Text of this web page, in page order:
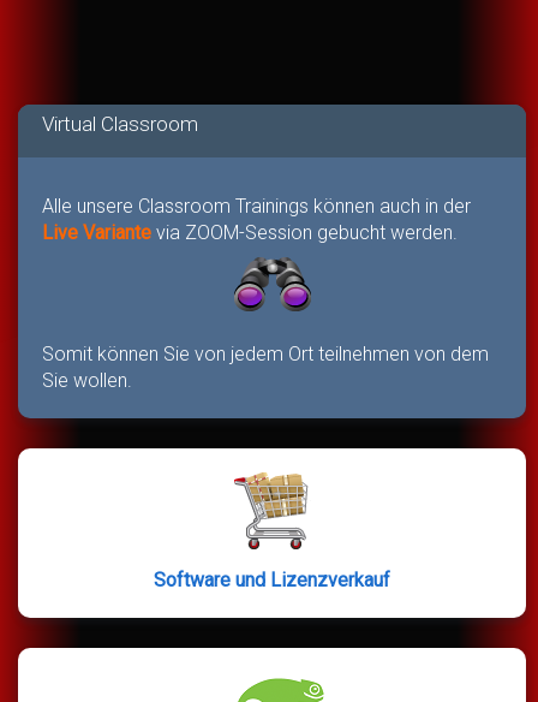
Virtual Classroom
Alle unsere Classroom Trainings können auch in der
Live Variante via ZOOM-Session gebucht werden.
Somit können Sie von jedem Ort teilnehmen von dem
Sie wollen.
Software und Lizenzverkauf